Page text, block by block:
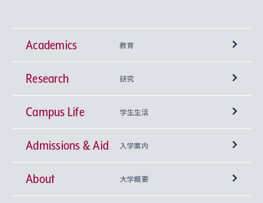
Academics 教育
学部
神学部
文学部
総合人間科学部
興味から学科を探す
上智大学の全学共通教育
基盤教育センター
上智大学の語学教育
Research 研究
研究所 等
キリスト教文化研究所
中世思想研究所
Sophia Open Research Weeks (SORW)
産官学連携
Campus Life 学生生活
学期区分と授業時間割
課外活動
Admissions & Aid 入学案内
上智大学で取得できる学位
About 大学概要